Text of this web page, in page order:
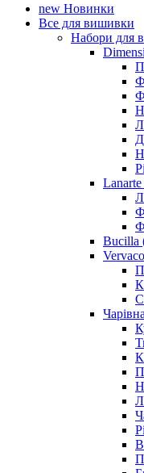
new Новинки
Все для вишивки
Набори для
Lanarte